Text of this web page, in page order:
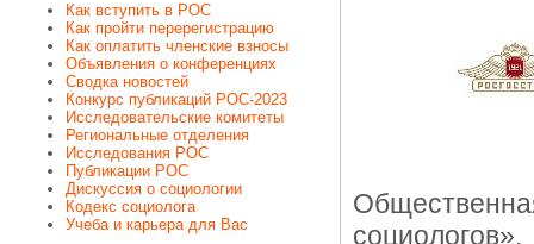
Как вступить в РОС
Как пройти перерегистрацию
Как оплатить членские взносы
Объявления о конференциях
Сводка новостей
Конкурс публикаций РОС-2023
Исследовательские комитеты
Региональные отделения
Исследования РОС
Публикации РОС
Дискуссия о социологии
Кодекс социолога
Учеба и карьера для Вас